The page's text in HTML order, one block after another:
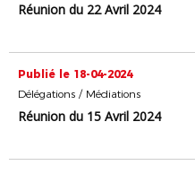
Réunion du 22 Avril 2024
Publié le 18-04-2024
Délégations / Médiations
Réunion du 15 Avril 2024